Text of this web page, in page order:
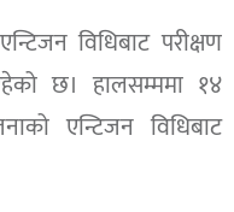
विधिबाट परीक्षण
छ। हालसम्ममा १४
एन्टिजन विधिबाट